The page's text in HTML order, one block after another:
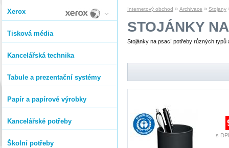
Internetový obchod » Archivace » Stojany
STOJÁNKY
Stojánky na psací potřeby různých typů
s
Xerox
Tisková média
Kancelářská technika
Tabule a prezentační systémy
Papír a papírové výrobky
Kancelářské potřeby
Školní potřeby